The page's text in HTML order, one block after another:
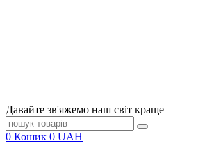
Давайте зв'яжемо наш світ краще
0 Кошик 0 UAH